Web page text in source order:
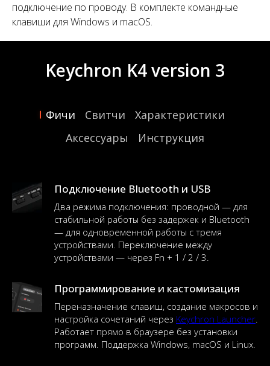
подключение по проводу. В комплекте командные
клавиши для Windows и macOS.
Keychron K4 version 3
Фичи Свитчи
Характеристики
Аксессуары
Инструкция
Подключение Bluetooth и USB
Два режима подключения: проводной — для
стабильной работы без задержек и Bluetooth
— для одновременной работы с тремя
устройствами. Переключение между
устройствами — через Fn + 1 / 2 / 3.
Программирование и кастомизация
Переназначение клавиш, создание макросов и
настройка сочетаний через Keychron Launcher.
Работает прямо в браузере без установки
программ. Поддержка Windows, macOS и Linux.